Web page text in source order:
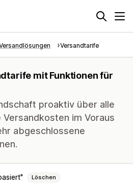
Versandtarife
mit Funktionen für
proaktiv über alle
Versandkosten im Voraus
abgeschlossene
Löschen